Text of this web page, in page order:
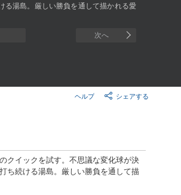
無料テレビ
チケット
る湯島。厳しい勝負を通して描かれる愛
次へ
シェアする
ヘルプ
クイックを試す。不思議な変化球が決
ち続ける湯島。厳しい勝負を通して描